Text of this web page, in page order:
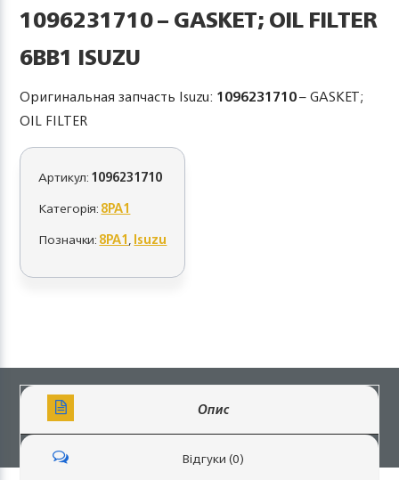
1096231710 – GASKET; OIL FILTER
6BB1 ISUZU
Оригинальная запчасть Isuzu: 1096231710– GASKET;
OIL FILTER
Артикул:1096231710
Категорія:8PA1
Позначки:8PA1,Isuzu
Опис
Відгуки (0)